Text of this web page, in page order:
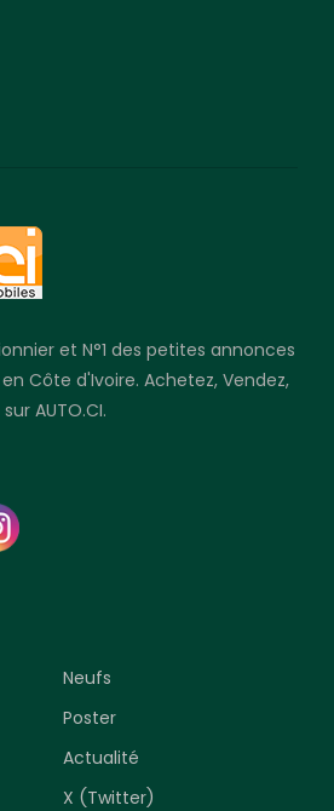
et N°1 des petites annonces
Côte d'Ivoire. Achetez, Vendez,
AUTO.CI.
Neufs
Poster
Actualité
X (Twitter)